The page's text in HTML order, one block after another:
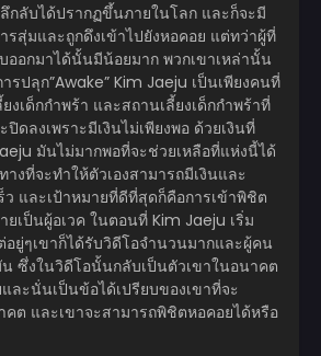
กลับได้ปรากฏขึ้นภายในโลก และก็จะมี
สุ่มและถูกดึงเข้าไปยังหอคอย แต่ทว่าผู้ที่
ออกมาได้นั้นมีน้อยมาก พวกเขาเหล่านั้น
รปลุก”Awake” Kim Jaeju เป็นเพียงคนที่
งเด็กกำพร้า และสถานเลี้ยงเด็กกำพร้าที่
ปิดลงเพราะมีเงินไม่เพียงพอ ด้วยเงินที่
มันไม่มากพอที่จะช่วยเหลือที่แห่งนี้ได้
างที่จะทำให้ตัวเองสามารถมีเงินและ
ว และเป้าหมายที่ดีที่สุดก็คือการเข้าพิชิต
เป็นผู้อเวค ในตอนที่ Kim Jaeju เริ่ม
ยู่ๆเขาก็ได้รับวิดีโอจำนวนมากและผู้คน
น ซึ่งในวิดีโอนั้นกลับเป็นตัวเขาในอนาคต
ละนั่นเป็นข้อได้เปรียบของเขาที่จะ
คต และเขาจะสามารถพิชิตหอคอยได้หรือ